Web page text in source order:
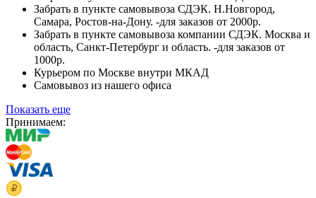
Забрать в пункте самовывоза СДЭК. Н.Новгород,
Самара, Ростов-на-Дону. -для заказов от 2000р.
Забрать в пункте самовывоза компании СДЭК. Москва и
область, Санкт-Петербург и область. -для заказов от
1000р.
Курьером по Москве внутри МКАД
Самовывоз из нашего офиса
Показать еще
Принимаем: